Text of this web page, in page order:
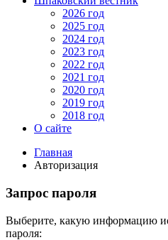
2026 год
2025 год
2024 год
2023 год
2022 год
2021 год
2020 год
2019 год
2018 год
О сайте
Главная
Авторизация
Запрос пароля
Выберите, какую информацию
пароля: